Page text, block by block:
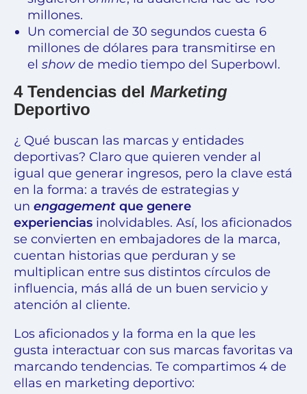
millones.
Un comercial de 30 segundos cuesta 6
millones de dólares para transmitirse en
el showde medio tiempo del Superbowl.
4 Tendencias del Marketing
Deportivo
¿ Qué buscan las marcas y entidades
deportivas? Claro que quieren vender al
igual que generar ingresos, pero la clave está
en la forma: a través de estrategias y
un engagement que genere
experiencias inolvidables. Así, los aficionados
se convierten en embajadores de la marca,
cuentan historias que perduran y se
multiplican entre sus distintos círculos de
influencia, más allá de un buen servicio y
atención al cliente.
Los aficionados y la forma en la que les
gusta interactuar con sus marcas favoritas va
marcando tendencias. Te compartimos 4 de
ellas en marketing deportivo: